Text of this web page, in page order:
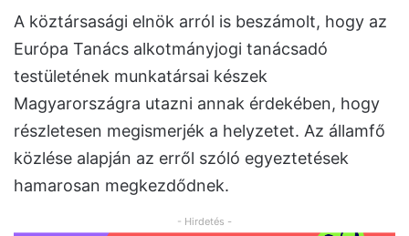
A köztársasági elnök arról is beszámolt, hogy az
Európa Tanács alkotmányjogi tanácsadó
testületének munkatársai készek
Magyarországra utazni annak érdekében, hogy
részletesen megismerjék a helyzetet. Az államfő
közlése alapján az erről szóló egyeztetések
hamarosan megkezdődnek.
- Hirdetés -